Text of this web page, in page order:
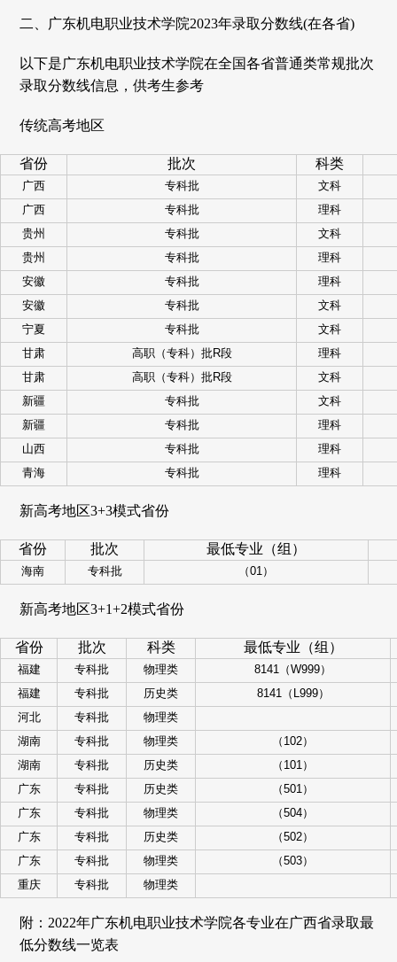
二、广东机电职业技术学院2023年录取分数线(在各省)
以下是广东机电职业技术学院在全国各省普通类常规批次
录取分数线信息，供考生参考
传统高考地区
省份 批次 科类
广西 专科批
文科
广西
专科批
理科
贵州
专科批
文科
贵州
专科批
理科
安徽
专科批
理科
安徽
专科批
文科
宁夏
专科批
文科
甘肃
高职（专科）批R段
理科
甘肃
高职（专科）批R段
文科
新疆
专科批
文科
新疆
专科批
理科
山西
专科批
理科
青海
专科批 理科
新高考地区3+3模式省份
省份 批次 最低专业（组）
海南 专科批 （01）
新高考地区3+1+2模式省份
省份 批次 科类 最低专业（组）
福建 专科批 物理类
8141（W999）
福建
专科批 历史类
8141（L999）
河北
专科批
物理类
湖南
专科批 物理类
（102）
湖南
专科批 历史类
（101）
广东
专科批 历史类
（501）
广东
专科批 物理类
（504）
广东
专科批 历史类
（502）
广东
专科批 物理类
（503）
重庆
专科批 物理类
附：2022年广东机电职业技术学院各专业在广西省录取最
低分数线一览表